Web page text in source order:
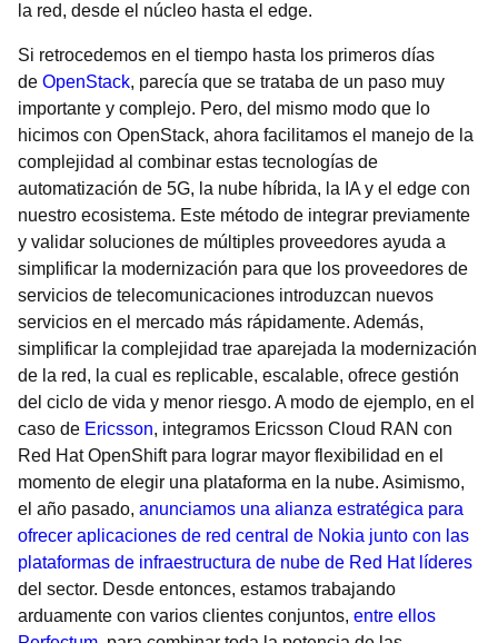
la red, desde el núcleo hasta el edge.
Si retrocedemos en el tiempo hasta los primeros días
de OpenStack, parecía que se trataba de un paso muy
importante y complejo. Pero, del mismo modo que lo
hicimos con OpenStack, ahora facilitamos el manejo de la
complejidad al combinar estas tecnologías de
automatización de 5G, la nube híbrida, la IA y el edge con
nuestro ecosistema. Este método de integrar previamente
y validar soluciones de múltiples proveedores ayuda a
simplificar la modernización para que los proveedores de
servicios de telecomunicaciones introduzcan nuevos
servicios en el mercado más rápidamente. Además,
simplificar la complejidad trae aparejada la modernización
de la red, la cual es replicable, escalable, ofrece gestión
del ciclo de vida y menor riesgo. A modo de ejemplo, en el
caso de Ericsson, integramos Ericsson Cloud RAN con
Red Hat OpenShift para lograr mayor flexibilidad en el
momento de elegir una plataforma en la nube. Asimismo,
el año pasado, anunciamos una alianza estratégica para
ofrecer aplicaciones de red central de Nokia junto con las
plataformas de infraestructura de nube de Red Hat líderes
del sector. Desde entonces, estamos trabajando
arduamente con varios clientes conjuntos, entre ellos